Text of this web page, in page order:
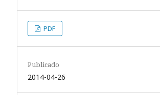
PDF
Publicado
2014-04-26